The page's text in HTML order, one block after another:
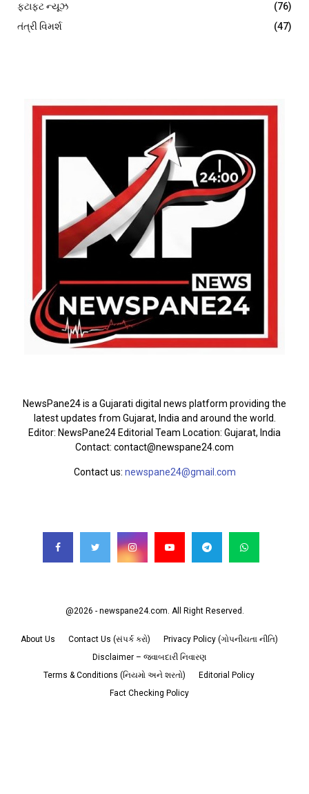
ફટાફટ ન્યૂઝ
(76)
તંત્રી વિમર્શ
(47)
NewsPane24 is a Gujarati digital news platform providing the
latest updates from Gujarat, India and around the world.
Editor: NewsPane24 Editorial Team Location: Gujarat, India
Contact: contact@newspane24.com
Contact us: newspane24@gmail.com
@2026 - newspane24.com. All Right Reserved.
About Us Contact Us (સંપર્ક કરો)
Privacy Policy (ગોપનીયતા નીતિ)
Disclaimer – જવાબદારી નિવારણ
Terms & Conditions (નિયમો અને શરતો)
Editorial Policy
Fact Checking Policy